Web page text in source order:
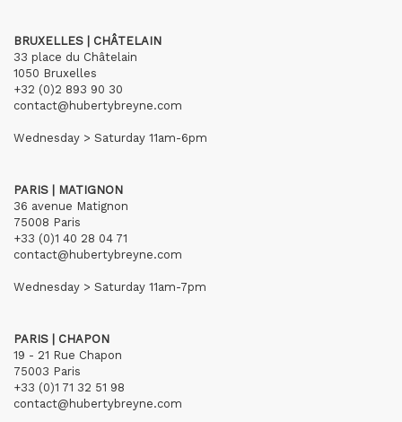
BRUXELLES | CHÂTELAIN
33 place du Châtelain
1050 Bruxelles
+32 (0)2 893 90 30
contact@hubertybreyne.com
Wednesday > Saturday 11am-6pm
PARIS | MATIGNON
36 avenue Matignon
75008 Paris
+33 (0)1 40 28 04 71
contact@hubertybreyne.com
Wednesday > Saturday 11am-7pm
PARIS | CHAPON
19 - 21 Rue Chapon
75003 Paris
+33 (0)1 71 32 51 98
contact@hubertybreyne.com